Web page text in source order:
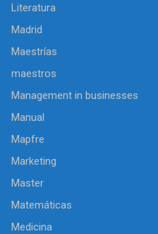
Literatura
Madrid
Maestrías
maestros
Management in businesses
Manual
Mapfre
Marketing
Master
Matemáticas
Medicina